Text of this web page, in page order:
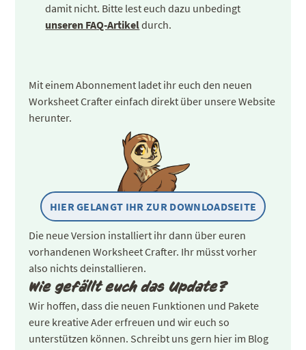
damit nicht. Bitte lest euch dazu unbedingt
unseren FAQ-Artikeldurch.
Mit einem Abonnement ladet ihr euch den neuen
Worksheet Crafter einfach direkt über unsere Website
herunter.
HIER GELANGT IHR ZUR DOWNLOADSEITE
Die neue Version installiert ihr dann über euren
vorhandenen Worksheet Crafter. Ihr müsst vorher
also nichts deinstallieren.
Wie gefällt euch das Update?
Wir hoffen, dass die neuen Funktionen und Pakete
eure kreative Ader erfreuen und wir euch so
unterstützen können. Schreibt uns gern hier im Blog